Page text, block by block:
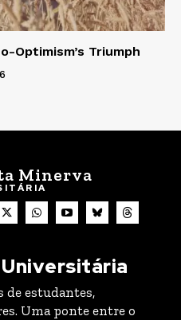
Optimism’s Triumph
Minerva
de estudantes,
Uma ponte entre o